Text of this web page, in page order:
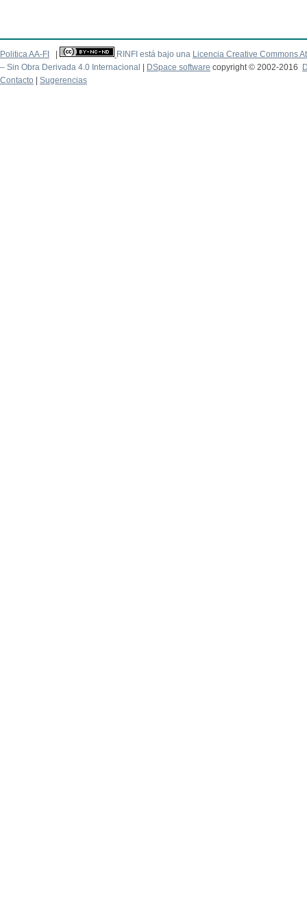
Politica AA-FI RINFI está bajo una Licencia Creative Commons
– Sin Obra Derivada 4.0 Internacional
DSpace software copyright © 2002-2016
Contacto
Sugerencias